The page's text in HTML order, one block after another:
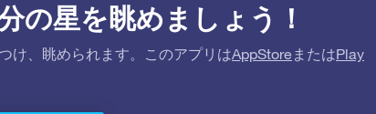
の星を眺めましょう！
け、眺められます。このアプリはAppStore またはPlay